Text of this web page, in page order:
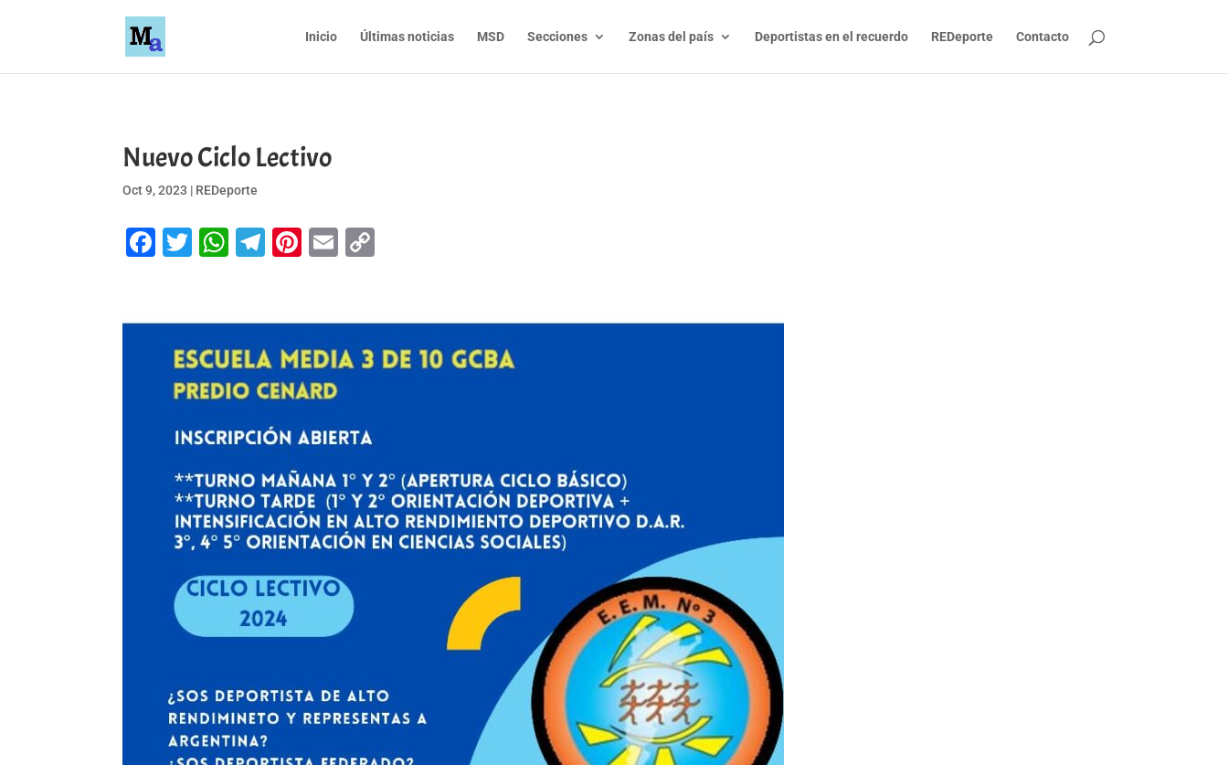
Inicio Últimas noticias MSD Secciones Zonas del país Deportistas en el recuerdo REDeporte Contacto
Nuevo Ciclo Lectivo
Oct 9, 2023 | REDeporte
Facebook
Twitter
WhatsApp
Telegram
Pinterest
Email